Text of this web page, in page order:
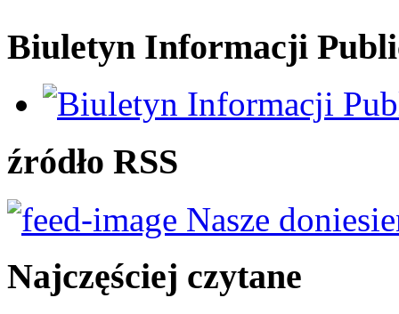
Biuletyn Informacji
źródło RSS
Nasze
Najczęściej czytane